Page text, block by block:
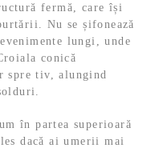
fermă, care își
Nu se șifonează
lungi, unde
conică
spre tiv, alungind
în partea superioară
dacă ai umerii mai